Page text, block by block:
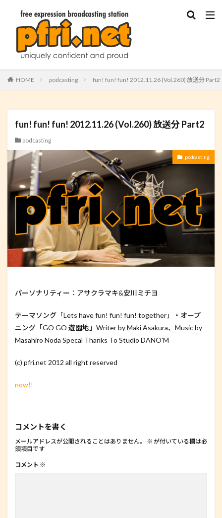
HOME podcasting fun! fun! fun! 2012.11.26 (Vol.260) 放送分 Part2
fun! fun! fun! 2012.11.26 (Vol.260) 放送分 Part2
podcasting
podcasting
パーソナリティー：アサクラマキ&安川ミチヨ
テーマソング「Lets have fun! fun! fun! together」・オープ
ニング「GO GO 遊園地」Writer by Maki Asakura、Music by
Masahiro Noda Specal Thanks To Studio DANO’M
(c) pfri.net 2012 all right reserved
now!!
コメントを書く
メールアドレスが公開されることはありません。 ※ が付いている欄は必
須項目です
コメント ※